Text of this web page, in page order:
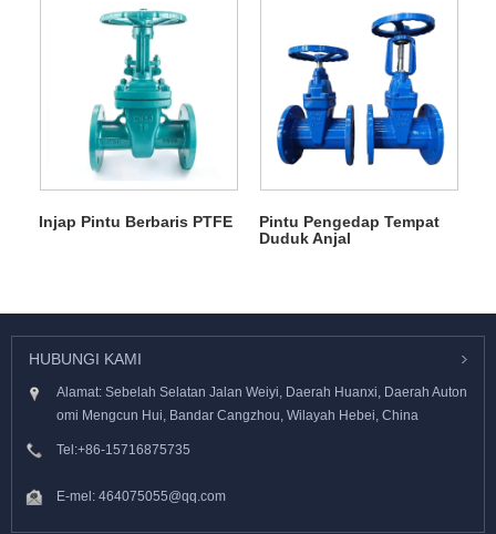
Injap Pintu Berbaris PTFE
Pintu Pengedap Tempat
Duduk Anjal
HUBUNGI KAMI
Alamat: Sebelah Selatan Jalan Weiyi, Daerah Huanxi, Daerah Auton
omi Mengcun Hui, Bandar Cangzhou, Wilayah Hebei, China
Tel:+86-15716875735
E-mel: 464075055@qq.com